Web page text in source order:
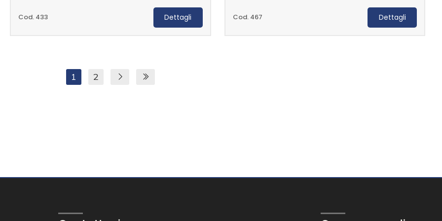
Cod. 433 Dettagli Cod. 467 Dettagli
1 2